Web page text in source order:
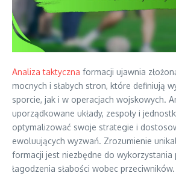
Analiza taktyczna formacji ujawnia
mocnych i słabych stron, które definiują
sporcie, jak i w operacjach wojskowych.
uporządkowane układy, zespoły i
optymalizować swoje strategie i
ewoluujących wyzwań. Zrozumienie
formacji jest niezbędne do wykorzystania
łagodzenia słabości wobec przeciwników.